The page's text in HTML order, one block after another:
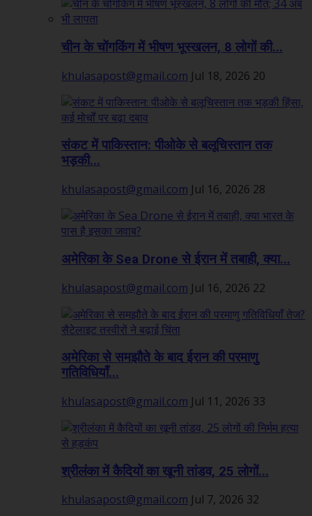
चीन के चोंगकिंग में भीषण भूस्खलन, 8 लोगों की...
khulasapost@gmail.com Jul 18, 2026 20
संकट में पाकिस्तान: पीओके से बलूचिस्तान तक
भड़की...
khulasapost@gmail.com Jul 16, 2026 28
अमेरिका के Sea Drone से ईरान में तबाही, क्या...
khulasapost@gmail.com Jul 16, 2026 22
अमेरिका से समझौते के बाद ईरान की परमाणु
गतिविधियाँ...
khulasapost@gmail.com Jul 11, 2026 33
श्रीलंका में कैदियों का खूनी तांडव, 25 लोगों...
khulasapost@gmail.com Jul 7, 2026 32